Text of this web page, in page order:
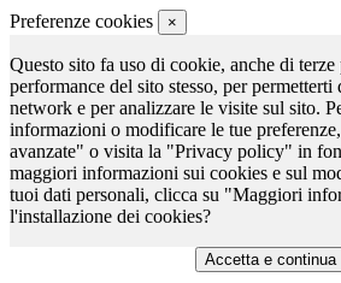
Preferenze cookies ×
Questo sito fa uso di cookie, anche di
performance del sito stesso, per
network e per analizzare le visite sul sito.
informazioni o modificare le tue
avanzate" o visita la "Privacy policy" in
maggiori informazioni sui cookies e sul
tuoi dati personali, clicca su "Maggiori
l'installazione dei cookies?